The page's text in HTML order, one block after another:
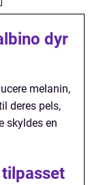
dyr
melanin,
deres pels,
skyldes en